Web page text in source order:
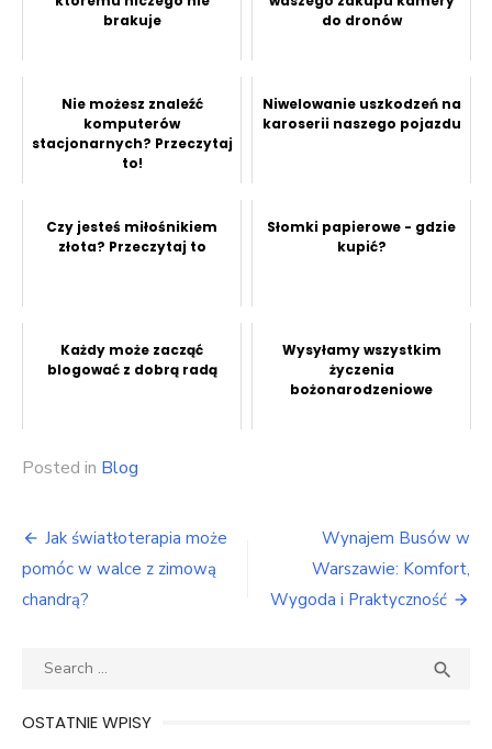
brakuje
do dronów
Nie możesz znaleźć
komputerów
stacjonarnych? Przeczytaj
to!
Niwelowanie uszkodzeń na
karoserii naszego pojazdu
Czy jesteś miłośnikiem
złota? Przeczytaj to
Słomki papierowe - gdzie
kupić?
Każdy może zacząć
blogować z dobrą radą
Wysyłamy wszystkim
życzenia
bożonarodzeniowe
Posted in Blog
Nawigacja
wpisu
Jak światłoterapia może
pomóc w walce z zimową
chandrą?
Wynajem Busów w
Warszawie: Komfort,
Wygoda i Praktyczność
Search

OSTATNIE WPISY